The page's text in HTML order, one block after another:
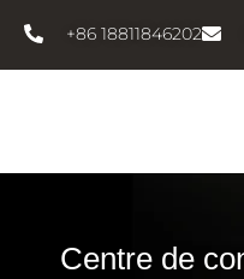
内
+86 18811846202
Centre de